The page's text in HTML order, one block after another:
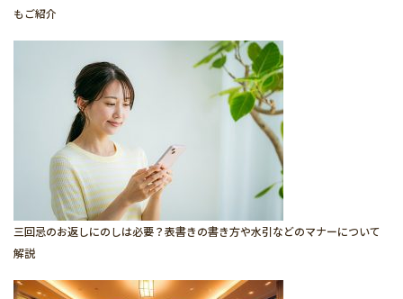
もご紹介
三回忌のお返しにのしは必要？表書きの書き方や水引などのマナーについて
解説